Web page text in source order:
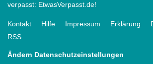
verpasst: EtwasVerpasst.de!
Kontakt Hilfe Impressum Erklärung
RSS
Ändern Datenschutzeinstellungen